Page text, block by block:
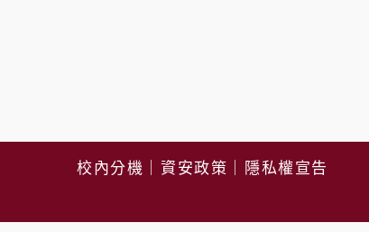
校內分機 資安政策 隱私權宣告